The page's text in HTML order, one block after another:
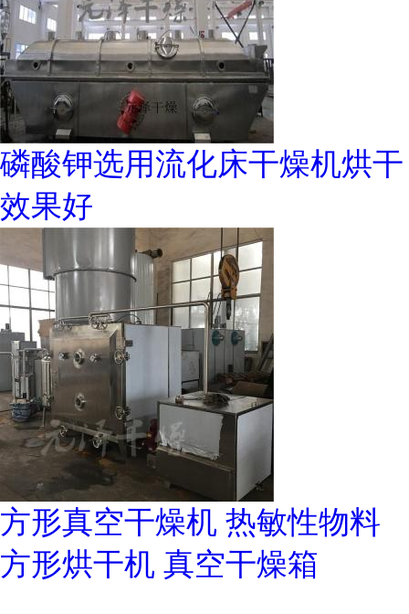
磷酸钾选用流化床干燥机烘干
效果好
方形真空干燥机 热敏性物料
方形烘干机 真空干燥箱